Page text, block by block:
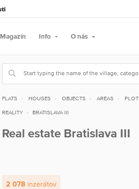
Magazín Info O nás
FLATS HOUSES OBJECTS AREAS
REALITY BRATISLAVA III
Real estate Bratislava III
2 078inzerátov